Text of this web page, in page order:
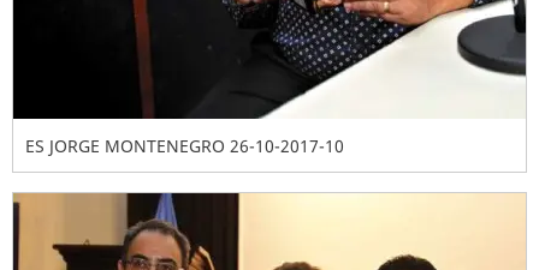
ES JORGE MONTENEGRO 26-10-2017-10